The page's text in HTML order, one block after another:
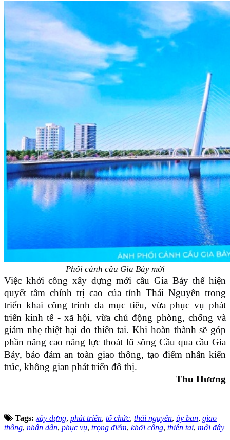
Phối cảnh cầu Gia Bảy mới
Việc khởi công xây dựng mới cầu Gia Bảy thể hiện
quyết tâm chính trị cao của tỉnh Thái Nguyên trong
triển khai công trình đa mục tiêu, vừa phục vụ phát
triển kinh tế - xã hội, vừa chủ động phòng, chống và
giảm nhẹ thiệt hại do thiên tai. Khi hoàn thành sẽ góp
phần nâng cao năng lực thoát lũ sông Cầu qua cầu Gia
Bảy, bảo đảm an toàn giao thông, tạo điểm nhấn kiến
trúc, không gian phát triển đô thị.
Thu Hương
Tags:xây dựng, phát triển, tổ chức, thái nguyên, ủy ban, giao
thông, nhân dân, phục vụ, trọng điểm, khởi công, thiên tai, mới đây